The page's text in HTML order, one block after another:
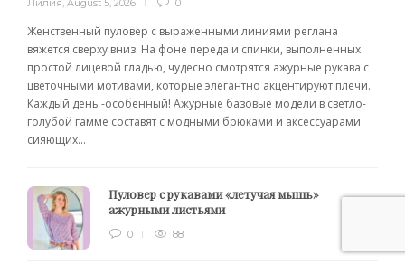
Лилия, August 5, 2026 0
Женственный пуловер с выраженными линиями реглана
вяжется сверху вниз. На фоне переда и спинки, выполненных
простой лицевой гладью, чудесно смотрятся ажурные рукава с
цветочными мотивами, которые элегантно акцентируют плечи.
Каждый день -особенный! Ажурные базовые модели в светло-
голубой гамме составят с модными брюками и аксессуарами
сияющих...
Пуловер с рукавами «летучая мышь»
ажурными листьями
0 88